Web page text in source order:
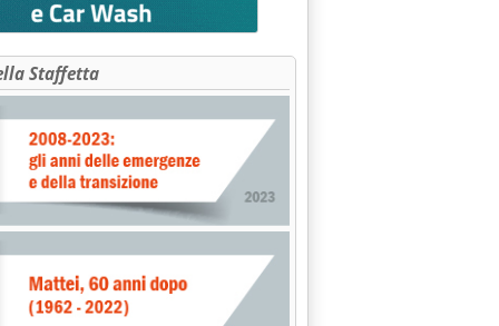
Staffetta